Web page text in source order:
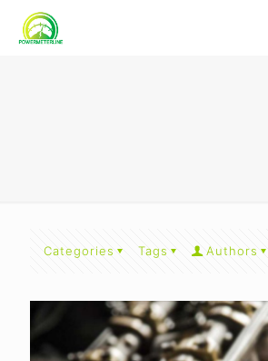
Categories Tags Authors